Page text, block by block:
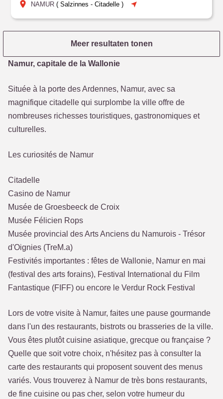
NAMUR (Salzinnes - Citadelle )
Meer resultaten tonen
Namur, capitale de la Wallonie
Située à la porte des Ardennes, Namur, avec sa
magnifique citadelle qui surplombe la ville offre de
nombreuses richesses touristiques, gastronomiques et
culturelles.
Les curiosités de Namur
Citadelle
Casino de Namur
Musée de Groesbeeck de Croix
Musée Félicien Rops
Musée provincial des Arts Anciens du Namurois - Trésor
d'Oignies (TreM.a)
Festivités importantes : fêtes de Wallonie, Namur en mai
(festival des arts forains), Festival International du Film
Fantastique (FIFF) ou encore le Verdur Rock Festival
Lors de votre visite à Namur, faites une pause gourmande
dans l'un des restaurants, bistrots ou brasseries de la ville.
Vous êtes plutôt cuisine asiatique, grecque ou française ?
Quelle que soit votre choix, n'hésitez pas à consulter la
carte des restaurants qui proposent souvent des menus
variés. Vous trouverez à Namur de très bons restaurants,
de fine cuisine ou pas cher, selon votre humeur du